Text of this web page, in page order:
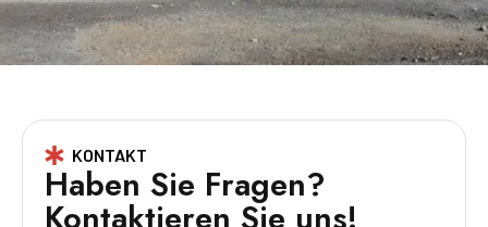
KONTAKT
Haben Sie Fragen?